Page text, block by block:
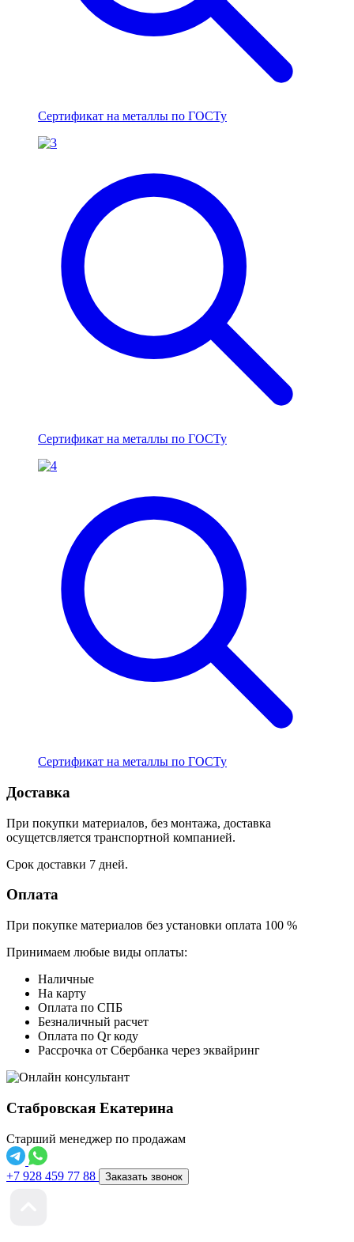
Сертификат на металлы по ГОСТу
Сертификат на металлы по ГОСТу
Сертификат на металлы по ГОСТу
Доставка
При покупки материалов, без монтажа, доставка
осущетсвляется транспортной компанией.
Срок доставки 7 дней.
Оплата
При покупке материалов без установки оплата 100 %
Принимаем любые виды оплаты:
Наличные
На карту
Оплата по СПБ
Безналичный расчет
Оплата по Qr коду
Рассрочка от Сбербанка через эквайринг
Стабровская Екатерина
Старший менеджер по продажам
+7 928 459 77 88 Заказать звонок